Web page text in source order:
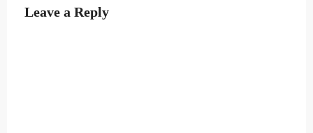
Leave a Reply